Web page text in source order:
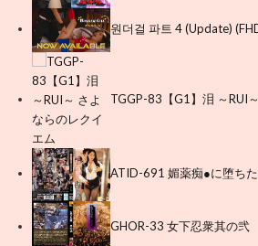
원더걸 파트 4 (Update)
TGGP-83【G1】泪 ～RUI
ATID-691 媚薬痴●に堕ち
GHOR-33 女下忍衆其の